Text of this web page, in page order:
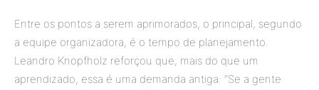
Entre os pontos a serem aprimorados, o principal, segundo
a equipe organizadora, é o tempo de planejamento.
Leandro Knopfholz reforçou que, mais do que um
aprendizado, essa é uma demanda antiga: “Se a gente